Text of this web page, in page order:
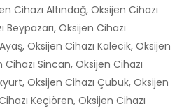
Cihazı Altındağ, Oksijen Cihazı
Oksijen Cihazı
Oksijen Cihazı Kalecik, Oksijen
Sincan, Oksijen Cihazı
Oksijen Cihazı Çubuk, Oksijen
Keçiören, Oksijen Cihazı